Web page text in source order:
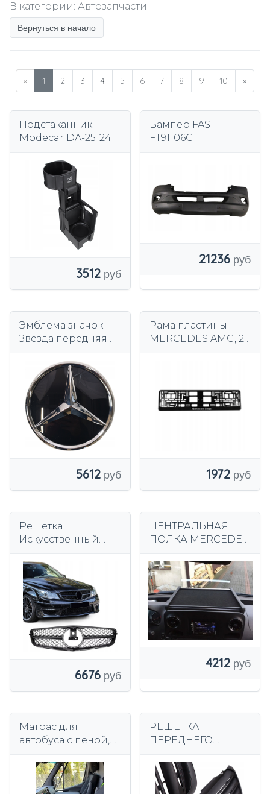
В категории: Автозапчасти
Вернуться в начало
« 1 2 3 4 5 6 7 8 9 10 »
Подстаканник
Modecar DA-25124
3512
Бампер FAST
FT91106G
21236
Эмблема значок
Звезда передняя
Mercedes W213
W205 OE
A0008880400
новый
5612
Рама пластины
MERCEDES AMG, 2
1972
Решетка
Искусственный
class W204 07-10 GT
PANAMERICANA
Черный
6676
ЦЕНТРАЛЬНАЯ
ПОЛКА MERCEDES
АВТОБУС
4212
Матрас для
автобуса с пеной,
ый, на 2/3 места.
РЕШЕТКА
ПЕРЕДНЕГО
MERCEDES
SPRINTER 907/910